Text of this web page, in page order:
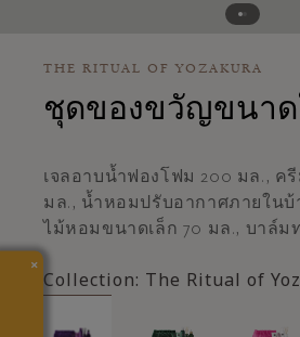
THE RITUAL OF YOZAKURA
ชุดของขวัญขนา
เจลอาบน้ำฟองโฟม 200 มล., ครี
มล., น้ำหอมปรับอากาศภายในบ้
ไม้หอมขนาดเล็ก 70 มล., บาล์ม
Collection: The Ritual of
×